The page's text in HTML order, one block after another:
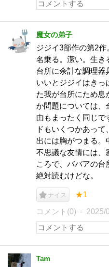
魔女の弟子
ジジイ3部作の第2
名乗る。潔い。生き
台所に余計な調理器
いいとジジイはきっ
た我が台所にため息
か問題については、
由もまったく同じで
ドもいくつかあっ
出には胸がつまる。
不思議な友情には、
ころで、ババアの台
絶対読むけどな。
ナイス ★1
コメント(0) 2025/
Tam